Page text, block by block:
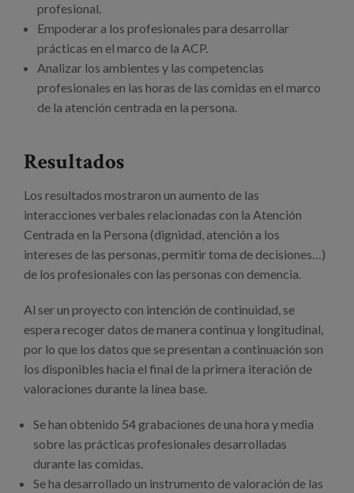
profesional.
Empoderar a los profesionales para desarrollar
prácticas en el marco de la ACP.
Analizar los ambientes y las competencias
profesionales en las horas de las comidas en el marco
de la atención centrada en la persona.
Resultados
Los resultados mostraron un aumento de las
interacciones verbales relacionadas con la Atención
Centrada en la Persona (dignidad, atención a los
intereses de las personas, permitir toma de decisiones…)
de los profesionales con las personas con demencia.
Al ser un proyecto con intención de continuidad, se
espera recoger datos de manera continua y longitudinal,
por lo que los datos que se presentan a continuación son
los disponibles hacia el final de la primera iteración de
valoraciones durante la línea base.
Se han obtenido 54 grabaciones de una hora y media
sobre las prácticas profesionales desarrolladas
durante las comidas.
Se ha desarrollado un instrumento de valoración de las